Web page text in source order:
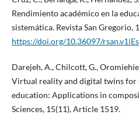
Rendimiento académico en la
sistemática. Revista San Gregorio,
https://doi.org/10.36097/
Darejeh, A., Chilcott, G.,
Virtual reality and digital twins for
education: Applications in
Sciences, 15(11), Article 1519.